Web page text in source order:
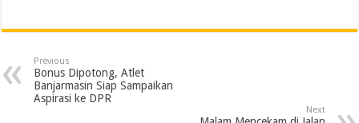
c
b
o
i
t
e
n
e
d
a
s
A
l
r
a
i
a
Previous
Bonus Dipotong, Atlet
Banjarmasin Siap Sampaikan
Aspirasi ke DPR
Next